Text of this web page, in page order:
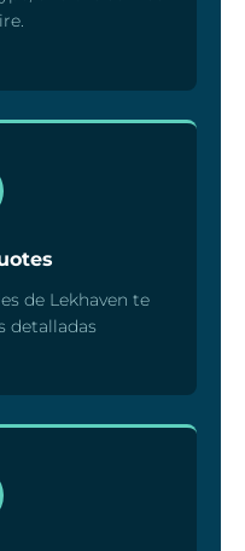
de Lekhaven te
detalladas